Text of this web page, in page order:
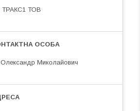
ТРАКС1 ТОВ
Олександр Миколайович